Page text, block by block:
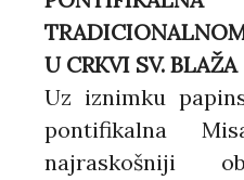
U CRKVI SV. BLAŽA
Uz iznimku
pontifikalna
najraskošniji